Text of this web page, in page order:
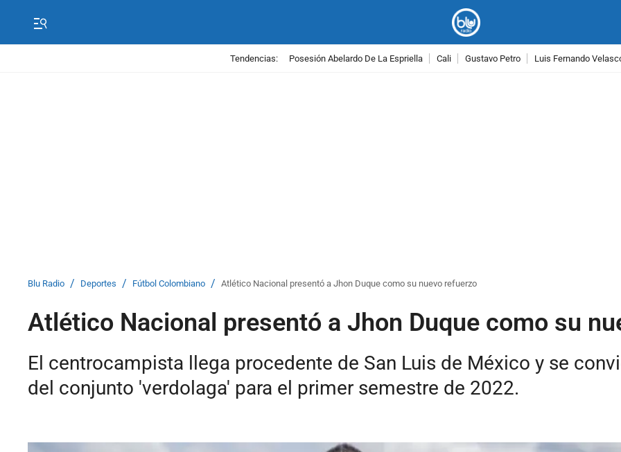
Tendencias: Posesión Abelardo De La Espriella Cali Gustavo Petro Luis Fernando
Blu Radio / Deportes / Fútbol Colombiano / Atlético Nacional presentó a Jhon Duque como su nuevo refuerzo
Atlético Nacional presentó a Jhon Duque como su
El centrocampista llega procedente de San Luis de México y se
del conjunto 'verdolaga' para el primer semestre de 2022.